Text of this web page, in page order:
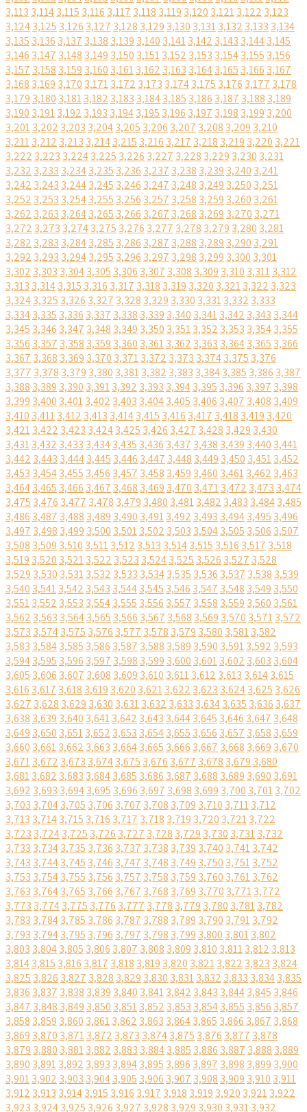
3,113 3,1143,115 3,116 3,117 3,118 3,119 3,120 3,1213,122 3,123
3,1243,125 3,126 3,127 3,128 3,129 3,130 3,1313,132 3,133 3,134
3,135 3,136 3,137 3,138 3,139 3,140 3,1413,142 3,143 3,1443,145
3,146 3,147 3,148 3,149 3,150 3,1513,152 3,153 3,1543,155 3,156
3,157 3,158 3,159 3,160 3,1613,162 3,163 3,1643,165 3,166 3,167
3,168 3,169 3,170 3,1713,172 3,173 3,1743,175 3,176 3,177 3,178
3,179 3,180 3,1813,182 3,183 3,1843,185 3,186 3,187 3,188 3,189
3,190 3,1913,192 3,193 3,1943,195 3,196 3,197 3,198 3,199 3,200
3,2013,202 3,203 3,2043,205 3,206 3,207 3,208 3,209 3,210
3,2113,212 3,213 3,2143,215 3,216 3,217 3,218 3,219 3,220 3,221
3,222 3,223 3,2243,225 3,226 3,227 3,228 3,229 3,230 3,231
3,232 3,233 3,2343,235 3,236 3,237 3,238 3,239 3,240 3,241
3,242 3,243 3,2443,245 3,246 3,247 3,248 3,249 3,250 3,251
3,252 3,253 3,2543,255 3,256 3,257 3,258 3,259 3,260 3,261
3,262 3,263 3,2643,265 3,266 3,267 3,268 3,269 3,270 3,271
3,272 3,273 3,2743,275 3,276 3,277 3,278 3,279 3,280 3,281
3,282 3,283 3,2843,285 3,286 3,287 3,288 3,289 3,290 3,291
3,292 3,293 3,2943,295 3,296 3,297 3,298 3,299 3,300 3,301
3,302 3,303 3,3043,305 3,306 3,307 3,308 3,309 3,310 3,3113,312
3,313 3,3143,315 3,316 3,317 3,318 3,319 3,320 3,3213,322 3,323
3,3243,325 3,326 3,327 3,328 3,329 3,330 3,3313,332 3,333
3,3343,335 3,336 3,337 3,338 3,339 3,340 3,3413,342 3,343 3,344
3,345 3,346 3,347 3,348 3,349 3,350 3,3513,352 3,353 3,3543,355
3,356 3,357 3,358 3,359 3,360 3,3613,362 3,363 3,3643,365 3,366
3,367 3,368 3,369 3,370 3,3713,372 3,373 3,3743,375 3,376
3,377 3,378 3,379 3,380 3,3813,382 3,383 3,3843,385 3,386 3,387
3,388 3,389 3,390 3,3913,392 3,393 3,3943,395 3,396 3,397 3,398
3,399 3,400 3,4013,402 3,403 3,4043,405 3,406 3,407 3,408 3,409
3,410 3,4113,412 3,413 3,4143,415 3,416 3,417 3,418 3,419 3,420
3,4213,422 3,423 3,4243,425 3,426 3,427 3,428 3,429 3,430
3,4313,432 3,433 3,4343,435 3,436 3,437 3,438 3,439 3,440 3,441
3,442 3,443 3,4443,445 3,446 3,447 3,448 3,449 3,450 3,4513,452
3,453 3,4543,455 3,456 3,457 3,458 3,459 3,460 3,4613,462 3,463
3,4643,465 3,466 3,467 3,468 3,469 3,470 3,4713,472 3,473 3,474
3,475 3,476 3,477 3,478 3,479 3,480 3,4813,482 3,483 3,4843,485
3,486 3,487 3,488 3,489 3,490 3,4913,492 3,493 3,4943,495 3,496
3,497 3,498 3,499 3,500 3,5013,502 3,503 3,5043,505 3,506 3,507
3,508 3,509 3,510 3,5113,512 3,513 3,5143,515 3,516 3,517 3,518
3,519 3,520 3,5213,522 3,523 3,5243,525 3,526 3,527 3,528
3,529 3,530 3,5313,532 3,533 3,5343,535 3,536 3,537 3,538 3,539
3,540 3,5413,542 3,543 3,5443,545 3,546 3,547 3,548 3,549 3,550
3,5513,552 3,553 3,5543,555 3,556 3,557 3,558 3,559 3,560 3,561
3,562 3,563 3,5643,565 3,566 3,567 3,568 3,569 3,570 3,5713,572
3,573 3,5743,575 3,576 3,577 3,578 3,579 3,580 3,5813,582
3,583 3,5843,585 3,586 3,587 3,588 3,589 3,590 3,5913,592 3,593
3,5943,595 3,596 3,597 3,598 3,599 3,600 3,6013,602 3,603 3,604
3,605 3,606 3,607 3,608 3,609 3,610 3,6113,612 3,613 3,6143,615
3,616 3,617 3,618 3,619 3,620 3,6213,622 3,623 3,6243,625 3,626
3,627 3,628 3,629 3,630 3,6313,632 3,633 3,6343,635 3,636 3,637
3,638 3,639 3,640 3,6413,642 3,643 3,6443,645 3,646 3,647 3,648
3,649 3,650 3,6513,652 3,653 3,6543,655 3,656 3,657 3,658 3,659
3,660 3,6613,662 3,663 3,6643,665 3,666 3,667 3,668 3,669 3,670
3,6713,672 3,673 3,6743,675 3,676 3,677 3,678 3,679 3,680
3,6813,682 3,683 3,6843,685 3,686 3,687 3,688 3,689 3,690 3,691
3,692 3,693 3,6943,695 3,696 3,697 3,698 3,699 3,700 3,7013,702
3,703 3,7043,705 3,706 3,707 3,708 3,709 3,710 3,7113,712
3,713 3,7143,715 3,716 3,717 3,718 3,719 3,720 3,7213,722
3,723 3,7243,725 3,726 3,727 3,728 3,729 3,730 3,7313,732
3,733 3,7343,735 3,736 3,737 3,738 3,739 3,740 3,7413,742
3,743 3,7443,745 3,746 3,747 3,748 3,749 3,750 3,7513,752
3,753 3,7543,755 3,756 3,757 3,758 3,759 3,760 3,7613,762
3,763 3,7643,765 3,766 3,767 3,768 3,769 3,770 3,7713,772
3,773 3,7743,775 3,776 3,777 3,778 3,779 3,780 3,7813,782
3,783 3,7843,785 3,786 3,787 3,788 3,789 3,790 3,7913,792
3,793 3,7943,795 3,796 3,797 3,798 3,799 3,800 3,8013,802
3,803 3,8043,805 3,806 3,807 3,808 3,809 3,810 3,8113,812 3,813
3,8143,815 3,816 3,817 3,818 3,819 3,820 3,8213,822 3,823 3,824
3,825 3,826 3,827 3,828 3,829 3,830 3,8313,832 3,833 3,8343,835
3,836 3,837 3,838 3,839 3,840 3,8413,842 3,843 3,8443,845 3,846
3,847 3,848 3,849 3,850 3,8513,852 3,853 3,8543,855 3,856 3,857
3,858 3,859 3,860 3,8613,862 3,863 3,8643,865 3,866 3,867 3,868
3,869 3,870 3,8713,872 3,873 3,8743,875 3,876 3,877 3,878
3,879 3,880 3,8813,882 3,883 3,8843,885 3,886 3,887 3,888 3,889
3,890 3,8913,892 3,893 3,8943,895 3,896 3,897 3,898 3,899 3,900
3,9013,902 3,903 3,9043,905 3,906 3,907 3,908 3,909 3,910 3,911
3,912 3,913 3,9143,915 3,916 3,917 3,918 3,919 3,920 3,9213,922
3,923 3,9243,925 3,926 3,927 3,928 3,929 3,930 3,9313,932